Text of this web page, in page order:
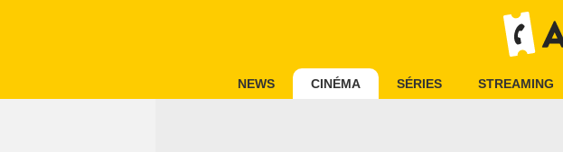
NEWS CINÉMA SÉRIES STREAMING